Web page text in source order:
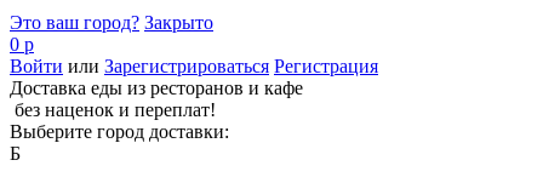
Это ваш город? Закрыто
0 р
Войти или Зарегистрироваться Регистрация
Доставка еды из ресторанов и кафе
без наценок и переплат!
Выберите город доставки:
Б